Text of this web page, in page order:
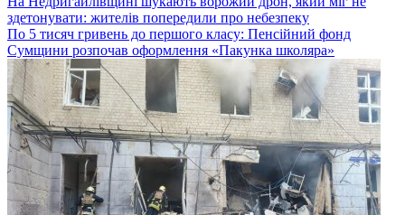
здетонувати: жителів попередили про небезпеку
По 5 тисяч гривень до першого класу: Пенсійний фонд
Сумщини розпочав оформлення «Пакунка школяра»